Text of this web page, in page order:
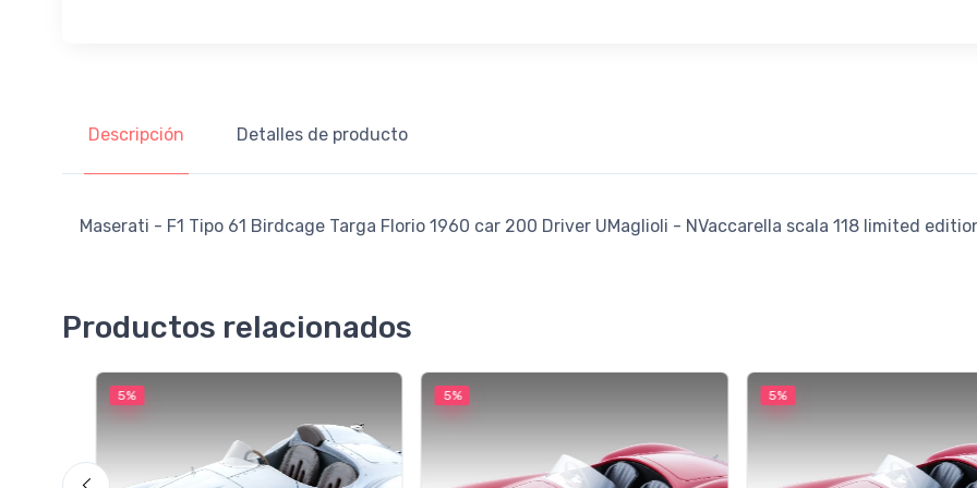
Descripción Detalles de producto
Maserati - F1 Tipo 61 Birdcage Targa Florio 1960 car 200 Driver UMaglioli - NVaccarella scala 118 limited
Productos relacionados
5% 5% 5%